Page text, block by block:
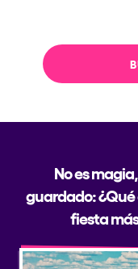
No es
guardado: ¿Qué
fiesta